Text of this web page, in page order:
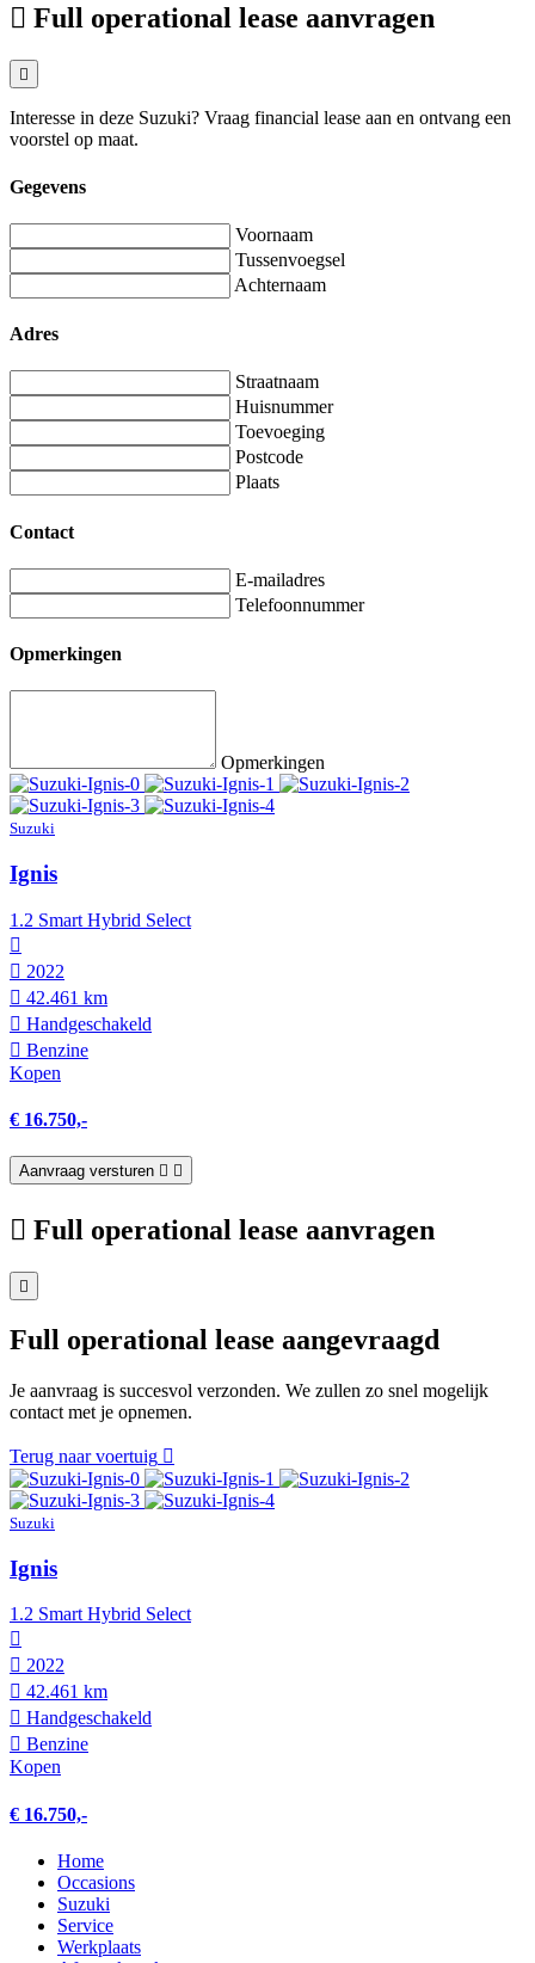
Full operational lease aanvragen
Interesse in deze Suzuki? Vraag financial lease aan en ontvang een
voorstel op maat.
Gegevens
Voornaam
Tussenvoegsel
Achternaam
Adres
Straatnaam
Huisnummer
Toevoeging
Postcode
Plaats
Contact
E-mailadres
Telefoonnummer
Opmerkingen
Opmerkingen
Suzuki
Ignis
1.2 Smart Hybrid Select
2022
42.461 km
Hand­geschakeld
Benzine
Kopen
€ 16.750,-
Aanvraag versturen
Full operational lease aanvragen
Full operational lease aangevraagd
Je aanvraag is succesvol verzonden. We zullen zo snel mogelijk
contact met je opnemen.
Terug naar voertuig
Suzuki
Ignis
1.2 Smart Hybrid Select
2022
42.461 km
Hand­geschakeld
Benzine
Kopen
€ 16.750,-
Home
Occasions
Suzuki
Service
Werkplaats